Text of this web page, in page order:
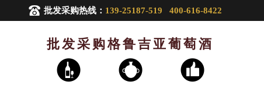
批发采购热线： 139-25187-519 400-616-8422
批发采购格鲁吉亚葡萄酒